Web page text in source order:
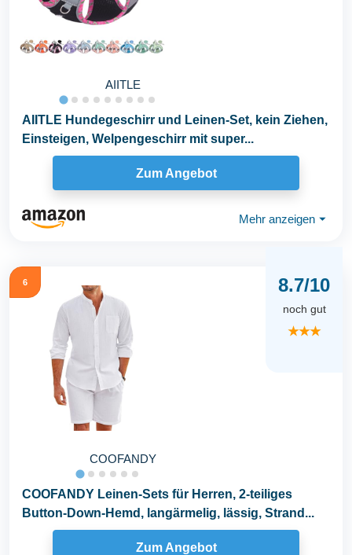
AIITLE
AIITLE Hundegeschirr und Leinen-Set, kein Ziehen,
Einsteigen, Welpengeschirr mit super...
Zum Angebot
Mehr anzeigen ⏷
6
COOFANDY
8.7/10
noch gut
★★★
COOFANDY Leinen-Sets für Herren, 2-teiliges
Button-Down-Hemd, langärmelig, lässig, Strand...
Zum Angebot